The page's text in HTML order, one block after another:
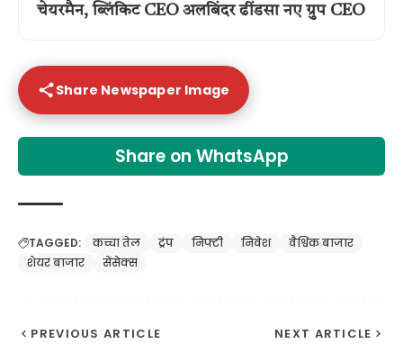
चेयरमैन, ब्लिंकिट CEO अलबिंदर ढींडसा नए ग्रुप CEO
Share Newspaper Image
Share on WhatsApp
TAGGED: कच्चा तेल ट्रंप निफ्टी निवेश
वैश्विक बाजार
शेयर बाजार
सेंसेक्स
PREVIOUS ARTICLE NEXT ARTICLE